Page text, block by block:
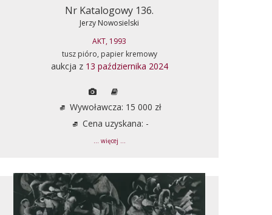
Nr Katalogowy 136.
Jerzy Nowosielski
AKT, 1993
tusz pióro, papier kremowy
aukcja z 13 października 2024
Wywoławcza: 15 000 zł
Cena uzyskana: -
... więcej ...